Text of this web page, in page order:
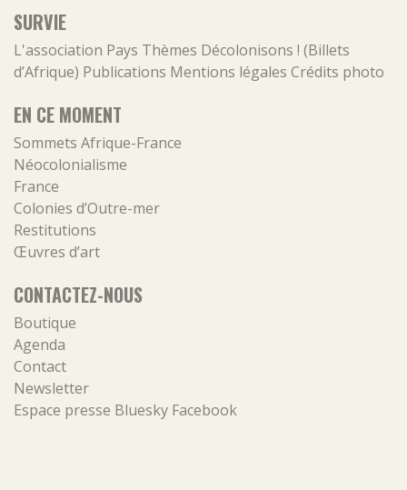
SURVIE
L'association Pays Thèmes Décolonisons ! (Billets
d’Afrique) Publications Mentions légales Crédits photo
EN CE MOMENT
Sommets Afrique-France
Néocolonialisme
France
Colonies d’Outre-mer
Restitutions
Œuvres d’art
CONTACTEZ-NOUS
Boutique
Agenda
Contact
Newsletter
Espace presse Bluesky Facebook